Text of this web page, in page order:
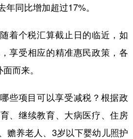
路 亚太网 上市公司
河北 山西
同比增加超过17%。
个税汇算截止日的临近，如
享受相应的精准惠民政策，各
而来。
项目可以享受减税？根据政
、继续教育、大病医疗、住房
赡养老人、3岁以下婴幼儿照护